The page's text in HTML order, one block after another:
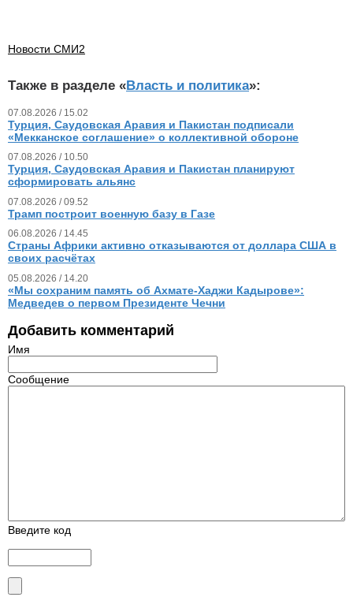
Новости СМИ2
Также в разделе «Власть и политика»:
07.08.2026 / 15.02
Турция, Саудовская Аравия и Пакистан подписали
«Мекканское соглашение» о коллективной обороне
07.08.2026 / 10.50
Турция, Саудовская Аравия и Пакистан планируют
сформировать альянс
07.08.2026 / 09.52
Трамп построит военную базу в Газе
06.08.2026 / 14.45
Страны Африки активно отказываются от доллара США в
своих расчётах
05.08.2026 / 14.20
«Мы сохраним память об Ахмате-Хаджи Кадырове»:
Медведев о первом Президенте Чечни
Добавить комментарий
Имя
Сообщение
Введите код